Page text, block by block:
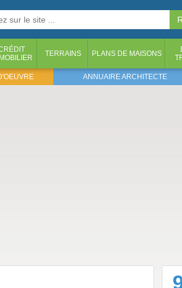
TERRAINS PLANS DE MAISONS
ANNUAIRE ARCHITECTE